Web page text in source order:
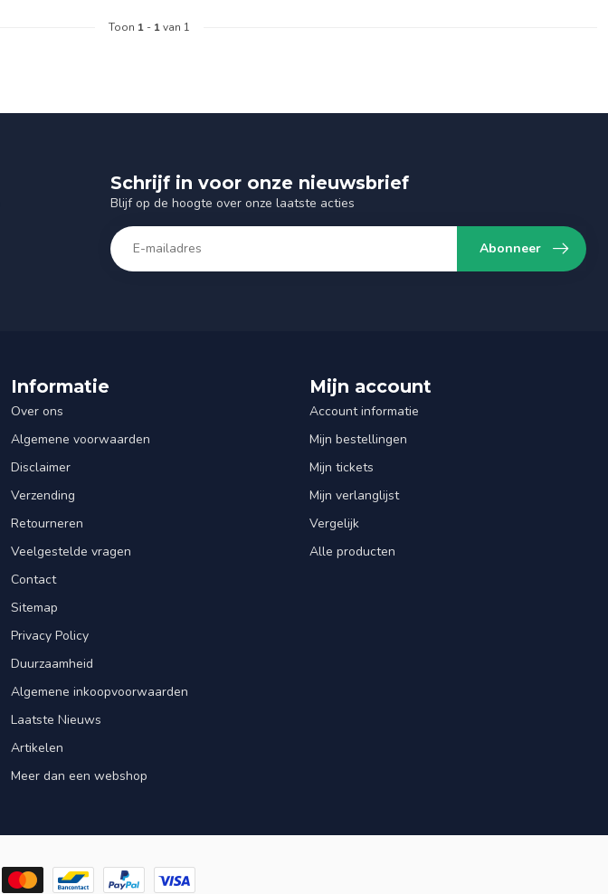
Toon 1 - 1van 1
Schrijf in voor onze nieuwsbrief
Blijf op de hoogte over onze laatste acties
Abonneer
Informatie
Over ons
Algemene voorwaarden
Disclaimer
Verzending
Retourneren
Veelgestelde vragen
Contact
Sitemap
Privacy Policy
Duurzaamheid
Algemene inkoopvoorwaarden
Laatste Nieuws
Artikelen
Meer dan een webshop
Mijn account
Account informatie
Mijn bestellingen
Mijn tickets
Mijn verlanglijst
Vergelijk
Alle producten